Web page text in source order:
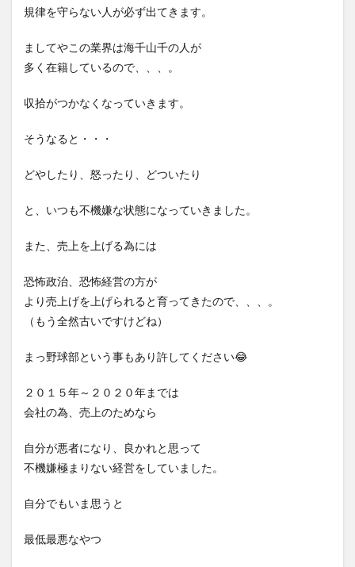
規律を守らない人が必ず出てきます。
ましてやこの業界は海千山千の人が
多く在籍しているので、、、。
収拾がつかなくなっていきます。
そうなると・・・
どやしたり、怒ったり、どついたり
と、いつも不機嫌な状態になっていきました。
また、売上を上げる為には
恐怖政治、恐怖経営の方が
より売上げを上げられると育ってきたので、、、。
（もう全然古いですけどね）
まっ野球部という事もあり許してください😂
２０１５年～２０２０年までは
会社の為、売上のためなら
自分が悪者になり、良かれと思って
不機嫌極まりない経営をしていました。
自分でもいま思うと
最低最悪なやつ